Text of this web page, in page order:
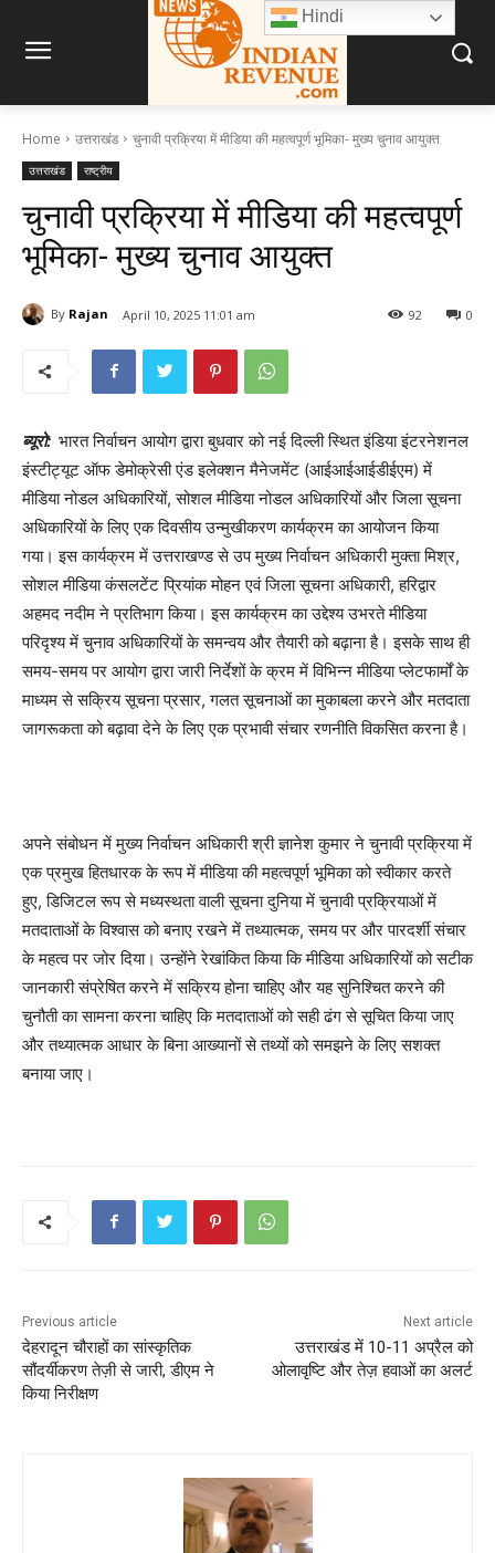
Home उत्तराखंड चुनावी प्रक्रिया में मीडिया की महत्वपूर्ण भूमिका- मुख्य चुनाव आयुक्त
उत्तराखंड राष्ट्रीय
चुनावी प्रक्रिया में मीडिया की महत्वपूर्ण
भूमिका- मुख्य चुनाव आयुक्त
By Rajan April 10, 2025 11:01 am 0
92
ब्यूरो: भारत निर्वाचन आयोग द्वारा बुधवार को नई दिल्ली स्थित इंडिया इंटरनेशनल
इंस्टीट्यूट ऑफ डेमोक्रेसी एंड इलेक्शन मैनेजमेंट (आईआईआईडीईएम) में
मीडिया नोडल अधिकारियों, सोशल मीडिया नोडल अधिकारियों और जिला सूचना
अधिकारियों के लिए एक दिवसीय उन्मुखीकरण कार्यक्रम का आयोजन किया
गया। इस कार्यक्रम में उत्तराखण्ड से उप मुख्य निर्वाचन अधिकारी मुक्ता मिश्र,
सोशल मीडिया कंसलटेंट प्रियांक मोहन एवं जिला सूचना अधिकारी, हरिद्वार
अहमद नदीम ने प्रतिभाग किया। इस कार्यक्रम का उद्देश्य उभरते मीडिया
परिदृश्य में चुनाव अधिकारियों के समन्वय और तैयारी को बढ़ाना है। इसके साथ ही
समय-समय पर आयोग द्वारा जारी निर्देशों के क्रम में विभिन्न मीडिया प्लेटफार्मों के
माध्यम से सक्रिय सूचना प्रसार, गलत सूचनाओं का मुकाबला करने और मतदाता
जागरूकता को बढ़ावा देने के लिए एक प्रभावी संचार रणनीति विकसित करना है।
अपने संबोधन में मुख्य निर्वाचन अधिकारी श्री ज्ञानेश कुमार ने चुनावी प्रक्रिया में
एक प्रमुख हितधारक के रूप में मीडिया की महत्वपूर्ण भूमिका को स्वीकार करते
हुए, डिजिटल रूप से मध्यस्थता वाली सूचना दुनिया में चुनावी प्रक्रियाओं में
मतदाताओं के विश्वास को बनाए रखने में तथ्यात्मक, समय पर और पारदर्शी संचार
के महत्व पर जोर दिया। उन्होंने रेखांकित किया कि मीडिया अधिकारियों को सटीक
जानकारी संप्रेषित करने में सक्रिय होना चाहिए और यह सुनिश्चित करने की
चुनौती का सामना करना चाहिए कि मतदाताओं को सही ढंग से सूचित किया जाए
और तथ्यात्मक आधार के बिना आख्यानों से तथ्यों को समझने के लिए सशक्त
बनाया जाए।
Previous article
देहरादून चौराहों का सांस्कृतिक
सौंदर्यीकरण तेज़ी से जारी, डीएम ने
किया निरीक्षण
Next article
उत्तराखंड में 10-11 अप्रैल को
ओलावृष्टि और तेज़ हवाओं का अलर्ट
Hindi